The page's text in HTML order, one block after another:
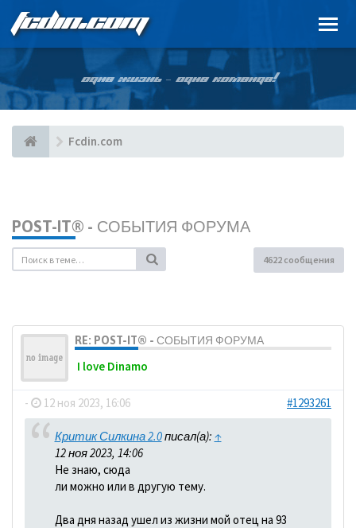
FCDIN.COM
ОДНА ЖИЗНЬ – ОДНА КОМАНДА!
Fcdin.com
POST-IT® - СОБЫТИЯ ФОРУМА
4622 сообщения
RE: POST-IT® - СОБЫТИЯ ФОРУМА
I love Dinamo
- 12 ноя 2023, 16:06 #1293261
Критик Силкина 2.0писал(а): ↑
12 ноя 2023, 14:06
Не знаю, сюда
ли можно или в другую тему.
Два дня назад ушел из жизни мой отец на 93